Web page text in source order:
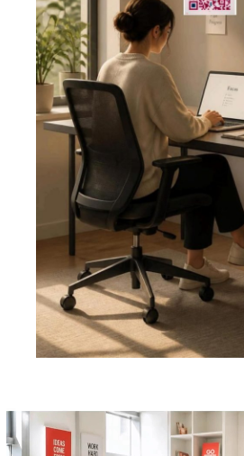
Pemutar
Video